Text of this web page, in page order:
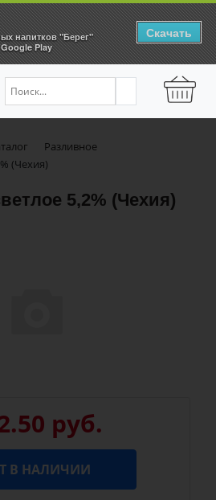
Разливное
(Чехия)
5,2% (Чехия)
руб.
В НАЛИЧИИ
напитков "Берег"
Play
Скачать